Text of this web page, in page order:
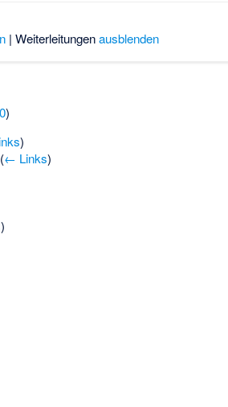
| Weiterleitungenausblenden
)
)
(← Links)
)